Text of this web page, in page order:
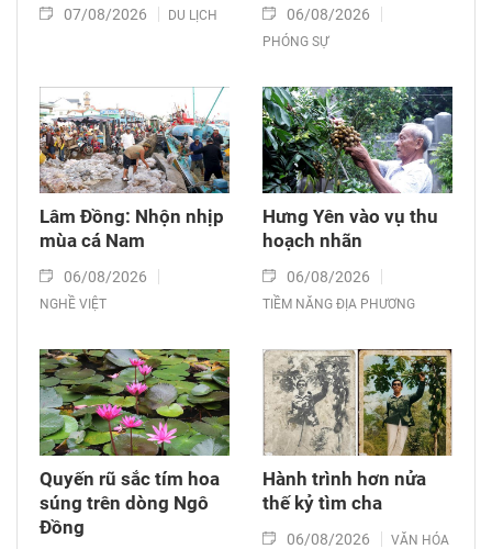
07/08/2026 DU LỊCH 06/08/2026
PHÓNG SỰ
Lâm Đồng: Nhộn nhịp
mùa cá Nam
06/08/2026
NGHỀ VIỆT
Hưng Yên vào vụ thu
hoạch nhãn
06/08/2026
TIỀM NĂNG ĐỊA PHƯƠNG
Quyến rũ sắc tím hoa
súng trên dòng Ngô
Đồng
Hành trình hơn nửa
thế kỷ tìm cha
06/08/2026 VĂN HÓA